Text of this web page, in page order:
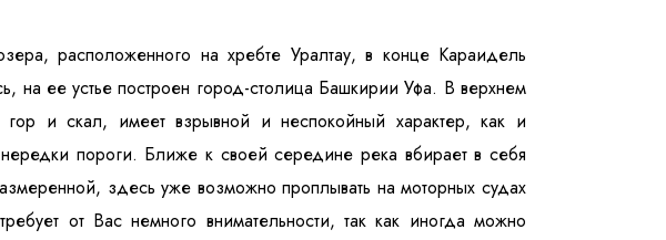
расположенного на хребте Уралтау, в конце Караидель
на ее устье построен город-столица Башкирии Уфа. В верхнем
гор и скал, имеет взрывной и неспокойный характер, как и
пороги. Ближе к своей середине река вбирает в себя
здесь уже возможно проплывать на моторных судах
от Вас немного внимательности, так как иногда можно